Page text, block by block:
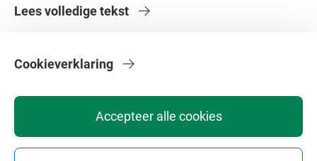
Lees volledige tekst
Accepteer alle cookies
Cookieverklaring
Contact en route
Faculteiten